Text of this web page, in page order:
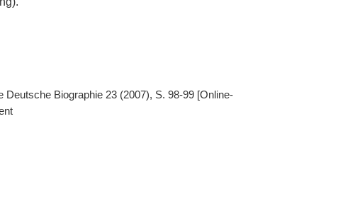
Biographie 23 (2007), S. 98-99 [Online-